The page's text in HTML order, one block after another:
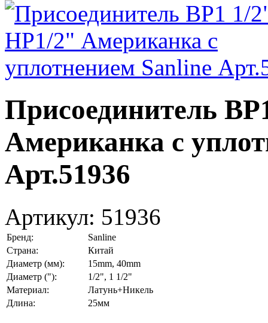
Присоединитель
Американка с
Арт.51936
Артикул: 51936
Бренд:
Sanline
Страна:
Китай
Диаметр (мм):
15mm, 40mm
Диаметр ("):
1/2", 1 1/2"
Материал:
Латунь+Никель
Длина:
25мм